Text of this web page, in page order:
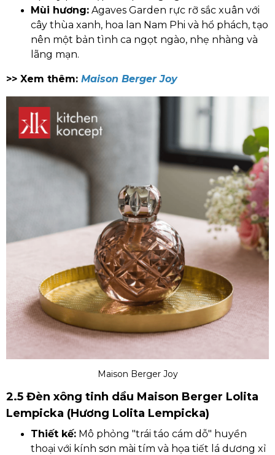
Mùi hương: Agaves Garden rực rỡ sắc xuân với
cây thùa xanh, hoa lan Nam Phi và hổ phách, tạo
nên một bản tình ca ngọt ngào, nhẹ nhàng và
lãng mạn.
>> Xem thêm: Maison Berger Joy
Maison Berger Joy
2.5 Đèn xông tinh dầu Maison Berger Lolita
Lempicka (Hương Lolita Lempicka)
Thiết kế: Mô phỏng "trái táo cám dỗ" huyền
thoại với kính sơn mài tím và họa tiết lá dương xỉ